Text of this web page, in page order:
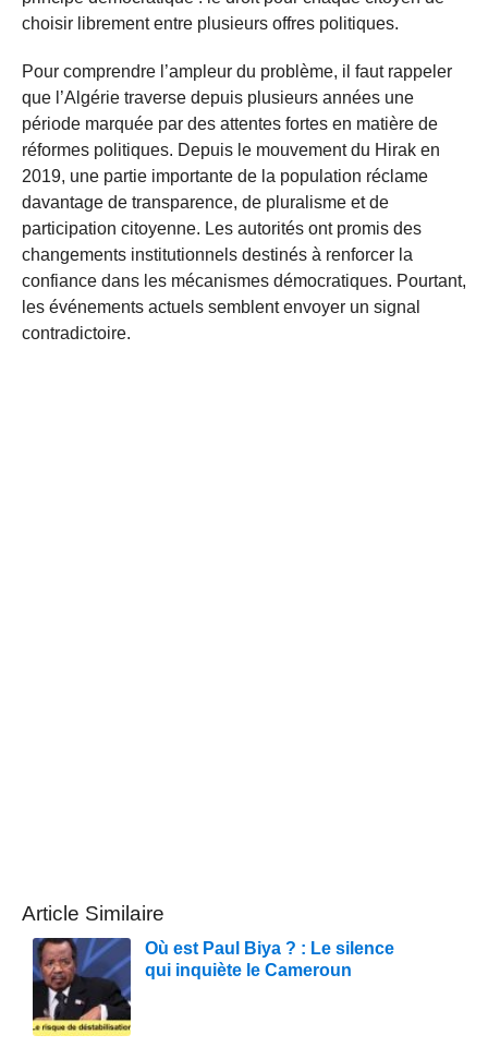
choisir librement entre plusieurs offres politiques.
Pour comprendre l’ampleur du problème, il faut rappeler
que l’Algérie traverse depuis plusieurs années une
période marquée par des attentes fortes en matière de
réformes politiques. Depuis le mouvement du Hirak en
2019, une partie importante de la population réclame
davantage de transparence, de pluralisme et de
participation citoyenne. Les autorités ont promis des
changements institutionnels destinés à renforcer la
confiance dans les mécanismes démocratiques. Pourtant,
les événements actuels semblent envoyer un signal
contradictoire.
Article Similaire
Où est Paul Biya ? : Le silence
qui inquiète le Cameroun